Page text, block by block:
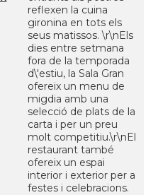
reflexen la cuina
gironina en tots els
seus matissos. \r\nEls
dies entre setmana
fora de la temporada
d\'estiu, la Sala Gran
ofereix un menu de
migdia amb una
selecció de plats de la
carta i per un preu
molt competitiu.\r\nEl
restaurant també
ofereix un espai
interior i exterior per a
festes i celebracions.